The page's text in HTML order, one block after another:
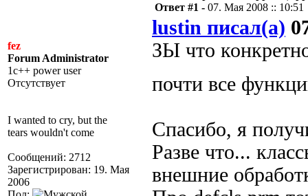
fez
Forum Administrator
1c++ power user
Отсутствует
I wanted to cry, but the
tears wouldn't come
Сообщений: 2712
Зарегистрирован: 19. Мая
2006
Ответ #1 - 07. Мая 2008 :: 10:51
lustin писал(а)
ЗЫ что
почти все
Спасибо, я
Разве что...
внешние